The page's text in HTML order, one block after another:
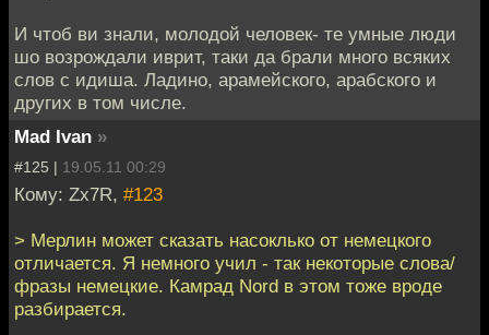
И чтоб ви знали, молодой человек- те умные люди
шо возрождали иврит, таки да брали много всяких
слов с идиша. Ладино, арамейского, арабского и
других в том числе.
Mad Ivan »
#125 | 19.05.11 00:29
Кому: Zx7R, #123
> Мерлин может сказать насоклько от немецкого
отличается. Я немного учил - так некоторые слова/
фразы немецкие. Камрад Nord в этом тоже вроде
разбирается.